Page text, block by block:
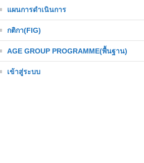
แผนการดำเนินการ
กติกา(FIG)
AGE GROUP PROGRAMME(พื้นฐาน)
เข้าสู่ระบบ